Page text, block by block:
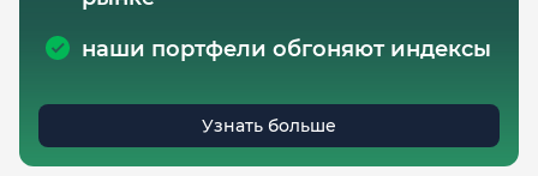
наши портфели обгоняют индексы
Узнать больше